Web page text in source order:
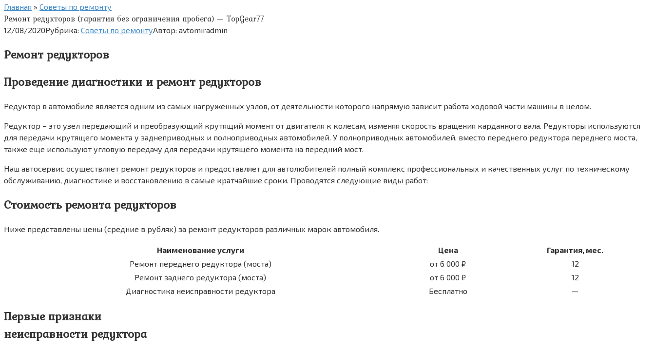
Главная » Советы по ремонту
Ремонт редукторов (гарантия без ограничения пробега) — TopGear77
12/08/2020Рубрика: Советы по ремонтуАвтор: avtomiradmin
Ремонт редукторов
Проведение диагностики и ремонт редукторов
Редуктор в автомобиле является одним из самых нагруженных узлов, от деятельности которого напрямую зависит работа ходовой части машины в целом.
Редуктор – это узел передающий и преобразующий крутящий момент от двигателя к колесам, изменяя скорость вращения карданного вала. Редукторы используются
для передачи крутящего момента у заднеприводных и полноприводных автомобилей. У полноприводных автомобилей, вместо переднего редуктора переднего моста,
также еще используют угловую передачу для передачи крутящего момента на передний мост.
Наш автосервис осуществляет ремонт редукторов и предоставляет для автолюбителей полный комплекс профессиональных и качественных услуг по техническому
обслуживанию, диагностике и восстановлению в самые кратчайшие сроки. Проводятся следующие виды работ:
Стоимость ремонта редукторов
Ниже представлены цены (средние в рублях) за ремонт редукторов различных марок автомобиля.
Наименование услуги Цена
Гарантия, мес.
Ремонт переднего редуктора (моста)
от 6 000 ₽
12
Ремонт заднего редуктора (моста)
от 6 000 ₽
12
Диагностика неисправности редуктора
Бесплатно —
Первые признаки
неисправности редуктора